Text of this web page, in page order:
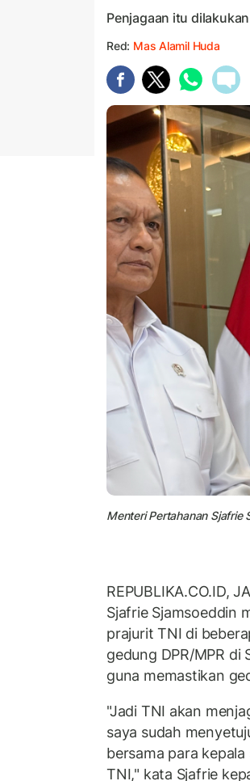
Penjagaan itu
Red: Mas Alamil Huda
Menteri Pertahanan Sjafrie
REPUBLIKA.CO.ID,
Sjafrie Sjamsoeddin
prajurit TNI di
gedung DPR/MPR di
guna memastikan
"Jadi TNI akan
saya sudah
bersama para
TNI," kata Sjafrie